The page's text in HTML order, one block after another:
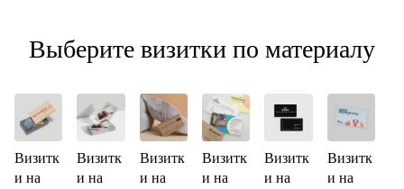
Выберите визитки по материалу
Визитк
и на
Визитк
и на
Визитк
и на
Визитк
и на
Визитк
и на
Визитк
и на